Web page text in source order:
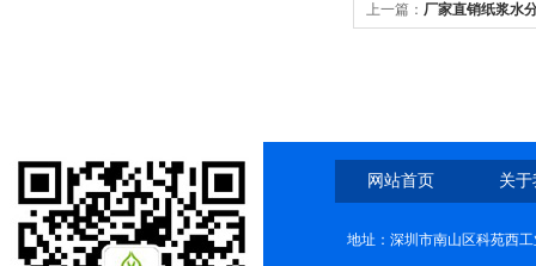
上一篇： 厂家直销纸浆水
网站首页 关
地址：深圳市南山区科苑西